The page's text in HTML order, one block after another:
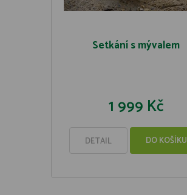
Setkání s mývalem
1 999 Kč
DETAIL DO KOŠÍKU